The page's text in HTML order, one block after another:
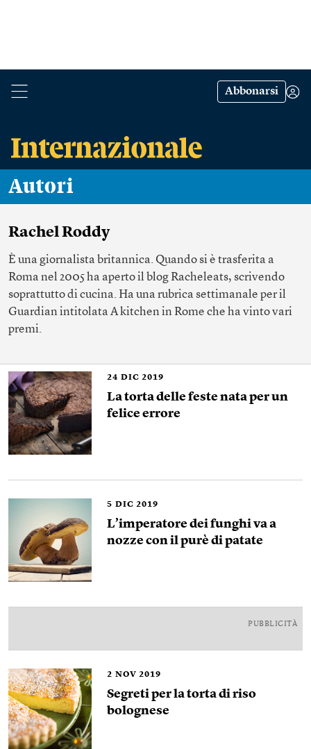
Abbonarsi
Autori
Rachel Roddy
È una giornalista britannica. Quando si è trasferita a
Roma nel 2005 ha aperto il blog Racheleats, scrivendo
soprattutto di cucina. Ha una rubrica settimanale per il
Guardian intitolata A kitchen in Rome che ha vinto vari
premi.
24 DIC 2019
La torta delle feste nata per un
felice errore
5 DIC 2019
L’imperatore dei funghi va a
nozze con il purè di patate
PUBBLICITÀ
2 NOV 2019
Segreti per la torta di riso
bolognese